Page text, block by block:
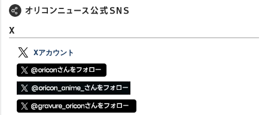
X
Xアカウント